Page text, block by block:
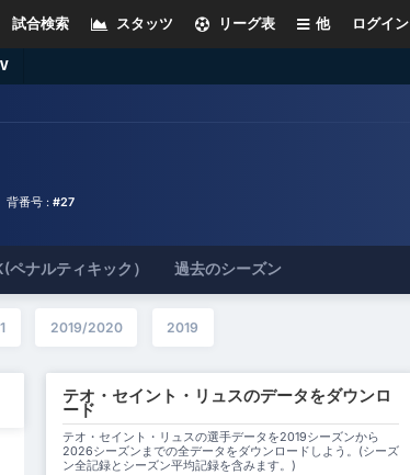
ログイン
他
リーグ表
スタッツ
試合検索
背番号 :#27
ペナルティキック） 過去のシーズン
2019/2020 2019
テオ・セイント・リュスのデータをダウンロ
ード
テオ・セイント・リュスの選手データを2019シーズンから
2026シーズンまでの全データをダウンロードしよう。(シーズ
ン全記録とシーズン平均記録を含みます。)